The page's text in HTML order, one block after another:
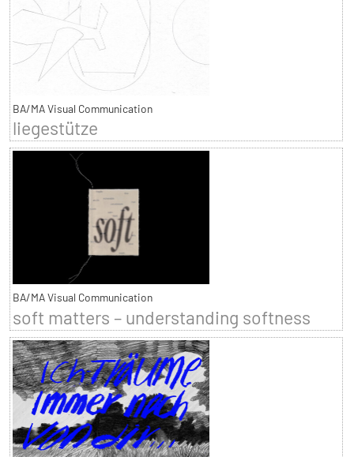
BA/MA Visual Communication
liegestütze
BA/MA Visual Communication
soft matters – understanding softness